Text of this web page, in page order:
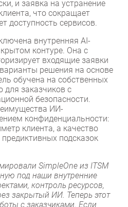
и заявка на устранение
что сокращает
доступность сервисов.
внутренняя AI-
контуре. Она с
входящие заявки
решения на основе
обучена на собственных
для заказчиков с
безопасности.
ИИ-
конфиденциальности:
клиента, а качество
подсказок
SimpleOne из ITSM
под наши внутренние
контроль ресурсов,
закрытый ИИ. Теперь этот
с заказчиками. Если